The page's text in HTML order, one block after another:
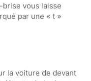
vous laisse
par une « t »
la voiture de devant